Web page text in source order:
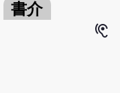
書介
hearing